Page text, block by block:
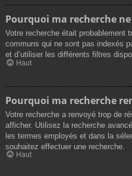
Pourquoi ma recherche
Votre recherche était probablement
communs qui ne sont pas indexés
et d’utiliser les différents filtres
Haut
Pourquoi ma recherche
Votre recherche a renvoyé trop de
afficher. Utilisez la recherche
les termes employés et dans la
souhaitez effectuer une recherche.
Haut